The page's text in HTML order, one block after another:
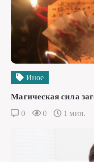
Иное
Магическая сила
0 0 1 мин.